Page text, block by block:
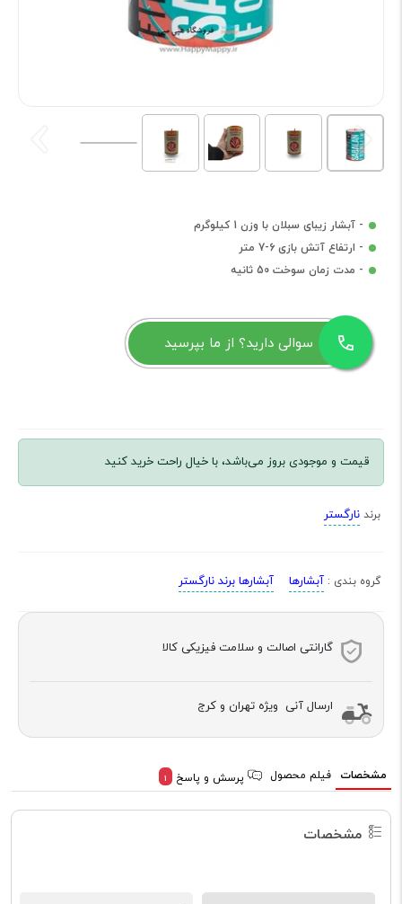
- آبشار زیبای سبلان با وزن 1 کیلوگرم
- ارتفاع آتش بازی 6-7 متر
- مدت زمان سوخت 50 ثانیه
سوالی دارید؟ از ما بپرسید
قیمت و موجودی بروز می‌باشد، با خیال راحت خرید کنید
برند نارگستر
گروه بندی : آبشارها آبشارها برند نارگستر
گارانتی اصالت و سلامت فیزیکی کالا
ارسال آنی ویژه تهران و کرج
مشخصات فیلم محصول پرسش و پاسخ 1
مشخصات